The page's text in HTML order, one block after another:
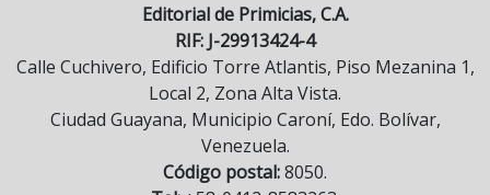
Editorial de Primicias, C.A.
RIF: J-29913424-4
Calle Cuchivero, Edificio Torre Atlantis, Piso Mezanina 1,
Local 2, Zona Alta Vista.
Ciudad Guayana, Municipio Caroní, Edo. Bolívar,
Venezuela.
Código postal:8050.